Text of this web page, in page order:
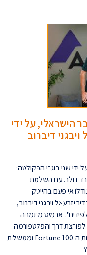
הישראלי, על ידי
דיברוב
ידי שני בוגרי הפקולטה:
נרכשת תמורת 7.75 מיליארד דולר. עם השלמת
אי פעם בהייטק
בשנת 2016 על-ידי נדיר יזרעאל ויבגני דיברוב,
ארמיס מתמחה
דרך והפלטפורמה
שלה נמצאת בשימוש אצל מעל 35% מחברות ה-Fortune 100 וממשלות